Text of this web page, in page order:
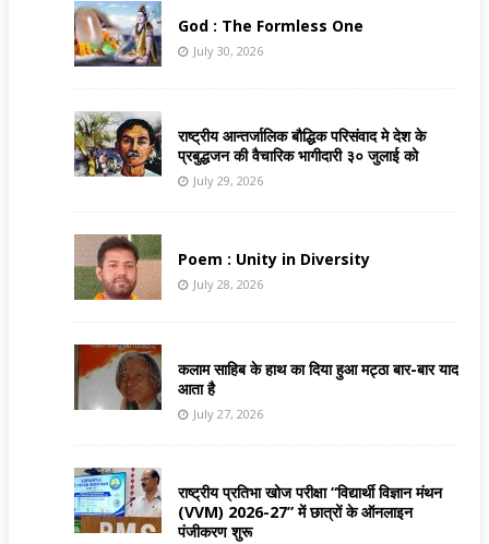
God : The Formless One
July 30, 2026
राष्ट्रीय आन्तर्जालिक बौद्धिक परिसंवाद मे देश के
प्रबुद्धजन की वैचारिक भागीदारी ३० जुलाई को
July 29, 2026
Poem : Unity in Diversity
July 28, 2026
कलाम साहिब के हाथ का दिया हुआ मट्ठा बार-बार याद
आता है
July 27, 2026
राष्ट्रीय प्रतिभा खोज परीक्षा “विद्यार्थी विज्ञान मंथन
(VVM) 2026-27” में छात्रों के ऑनलाइन
पंजीकरण शुरू